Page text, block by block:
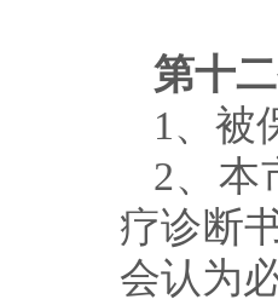
第十
1 、被
2、本
疗诊断
会认为